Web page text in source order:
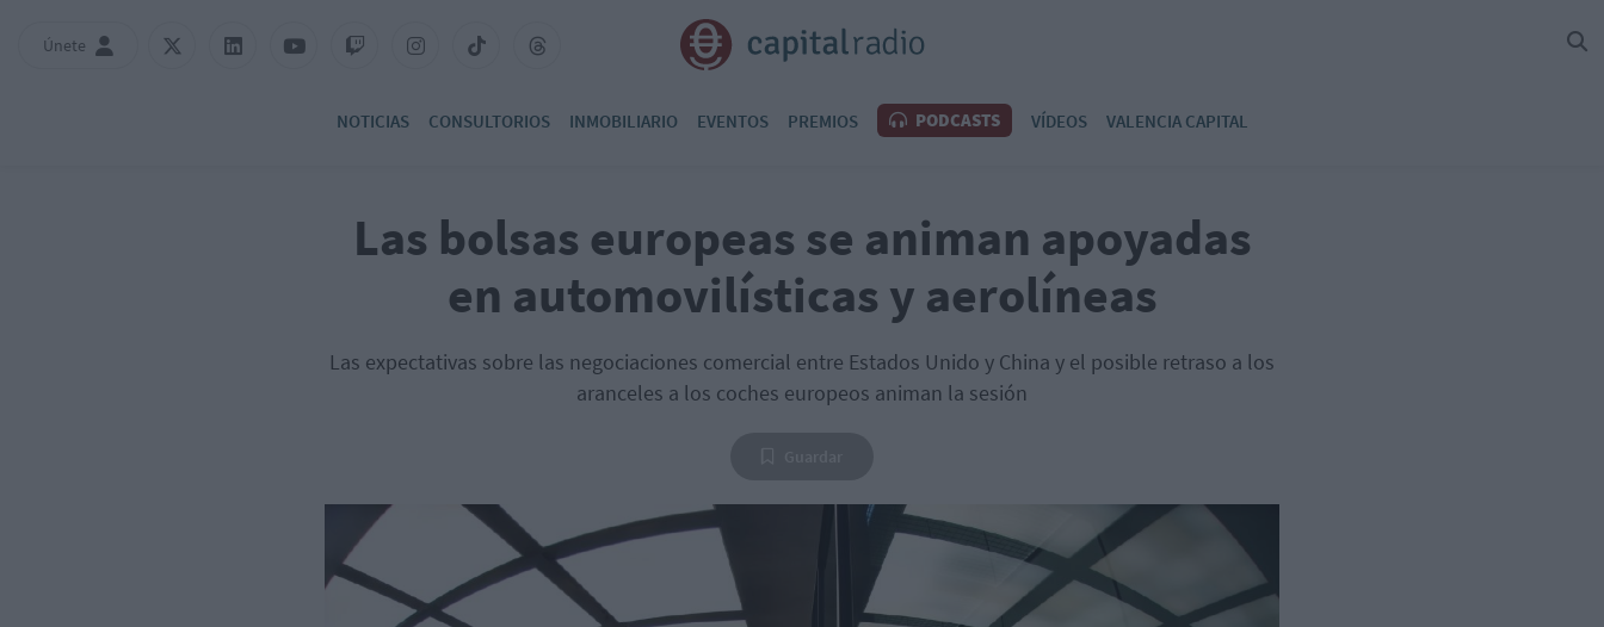
Únete
NOTICIAS CONSULTORIOS INMOBILIARIO EVENTOS PREMIOS PODCASTS VÍDEOS VALENCIA CAPITAL
Las bolsas europeas se animan apoyadas
en automovilísticas y aerolíneas
Las expectativas sobre las negociaciones comercial entre Estados Unido y China y el posible retraso a los
aranceles a los coches europeos animan la sesión